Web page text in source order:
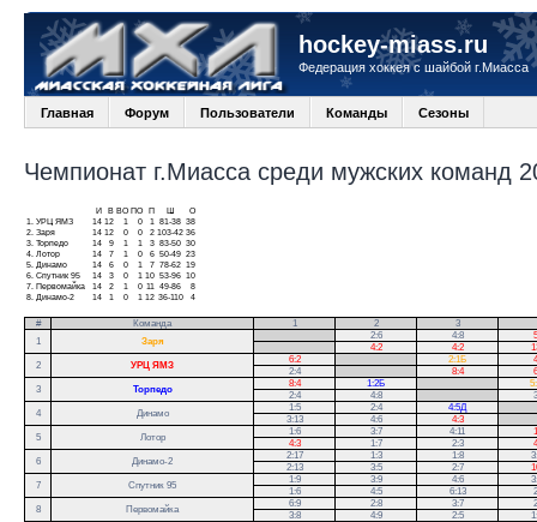
hockey-miass.ru
Федерация хоккея с шайбой г.Миасса
Главная Форум Пользователи Команды Сезоны
Чемпионат г.Миасса среди мужских команд
И В ВО ПО П
О
1.
УРЦ ЯМЗ 14 12 1 0 1 81-38 38
2. Заря 14 12 0 0 2 103-42 36
3. Торпедо 14 9 1 1 3 83-50 30
4. Лотор 14 7 1 0 6 50-49 23
5.
Динамо 14 6 0 1 7 78-62 19
6. Спутник 95 14 3 0 1 10 53-96 10
7.
Первомайка 14 2 1 0 11 49-86
8
8.
Динамо-2 14 1 0 1 12 36-110 4
# Команда 1 2 3
1
Заря
2:6 4:8
4:2 4:2
2
УРЦ ЯМЗ
6:2 2:1Б
2:4
8:4
3
Торпедо
8:4 1:2Б
2:4
4:8
4
Динамо
1:5 2:4 4:5Д
3:13
4:6 4:3
5
Лотор
1:6 3:7 4:11
4:3
1:7 2:3
6
Динамо-2
2:17 1:3 1:8
2:13
3:5 2:7
7
Спутник 95
1:9 3:9 4:6
1:6
4:5 6:13
8
Первомайка
6:9 2:8 3:7
3:8
4:9 2:5